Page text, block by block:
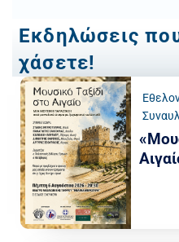
Εκδηλώσεις
χάσετε!